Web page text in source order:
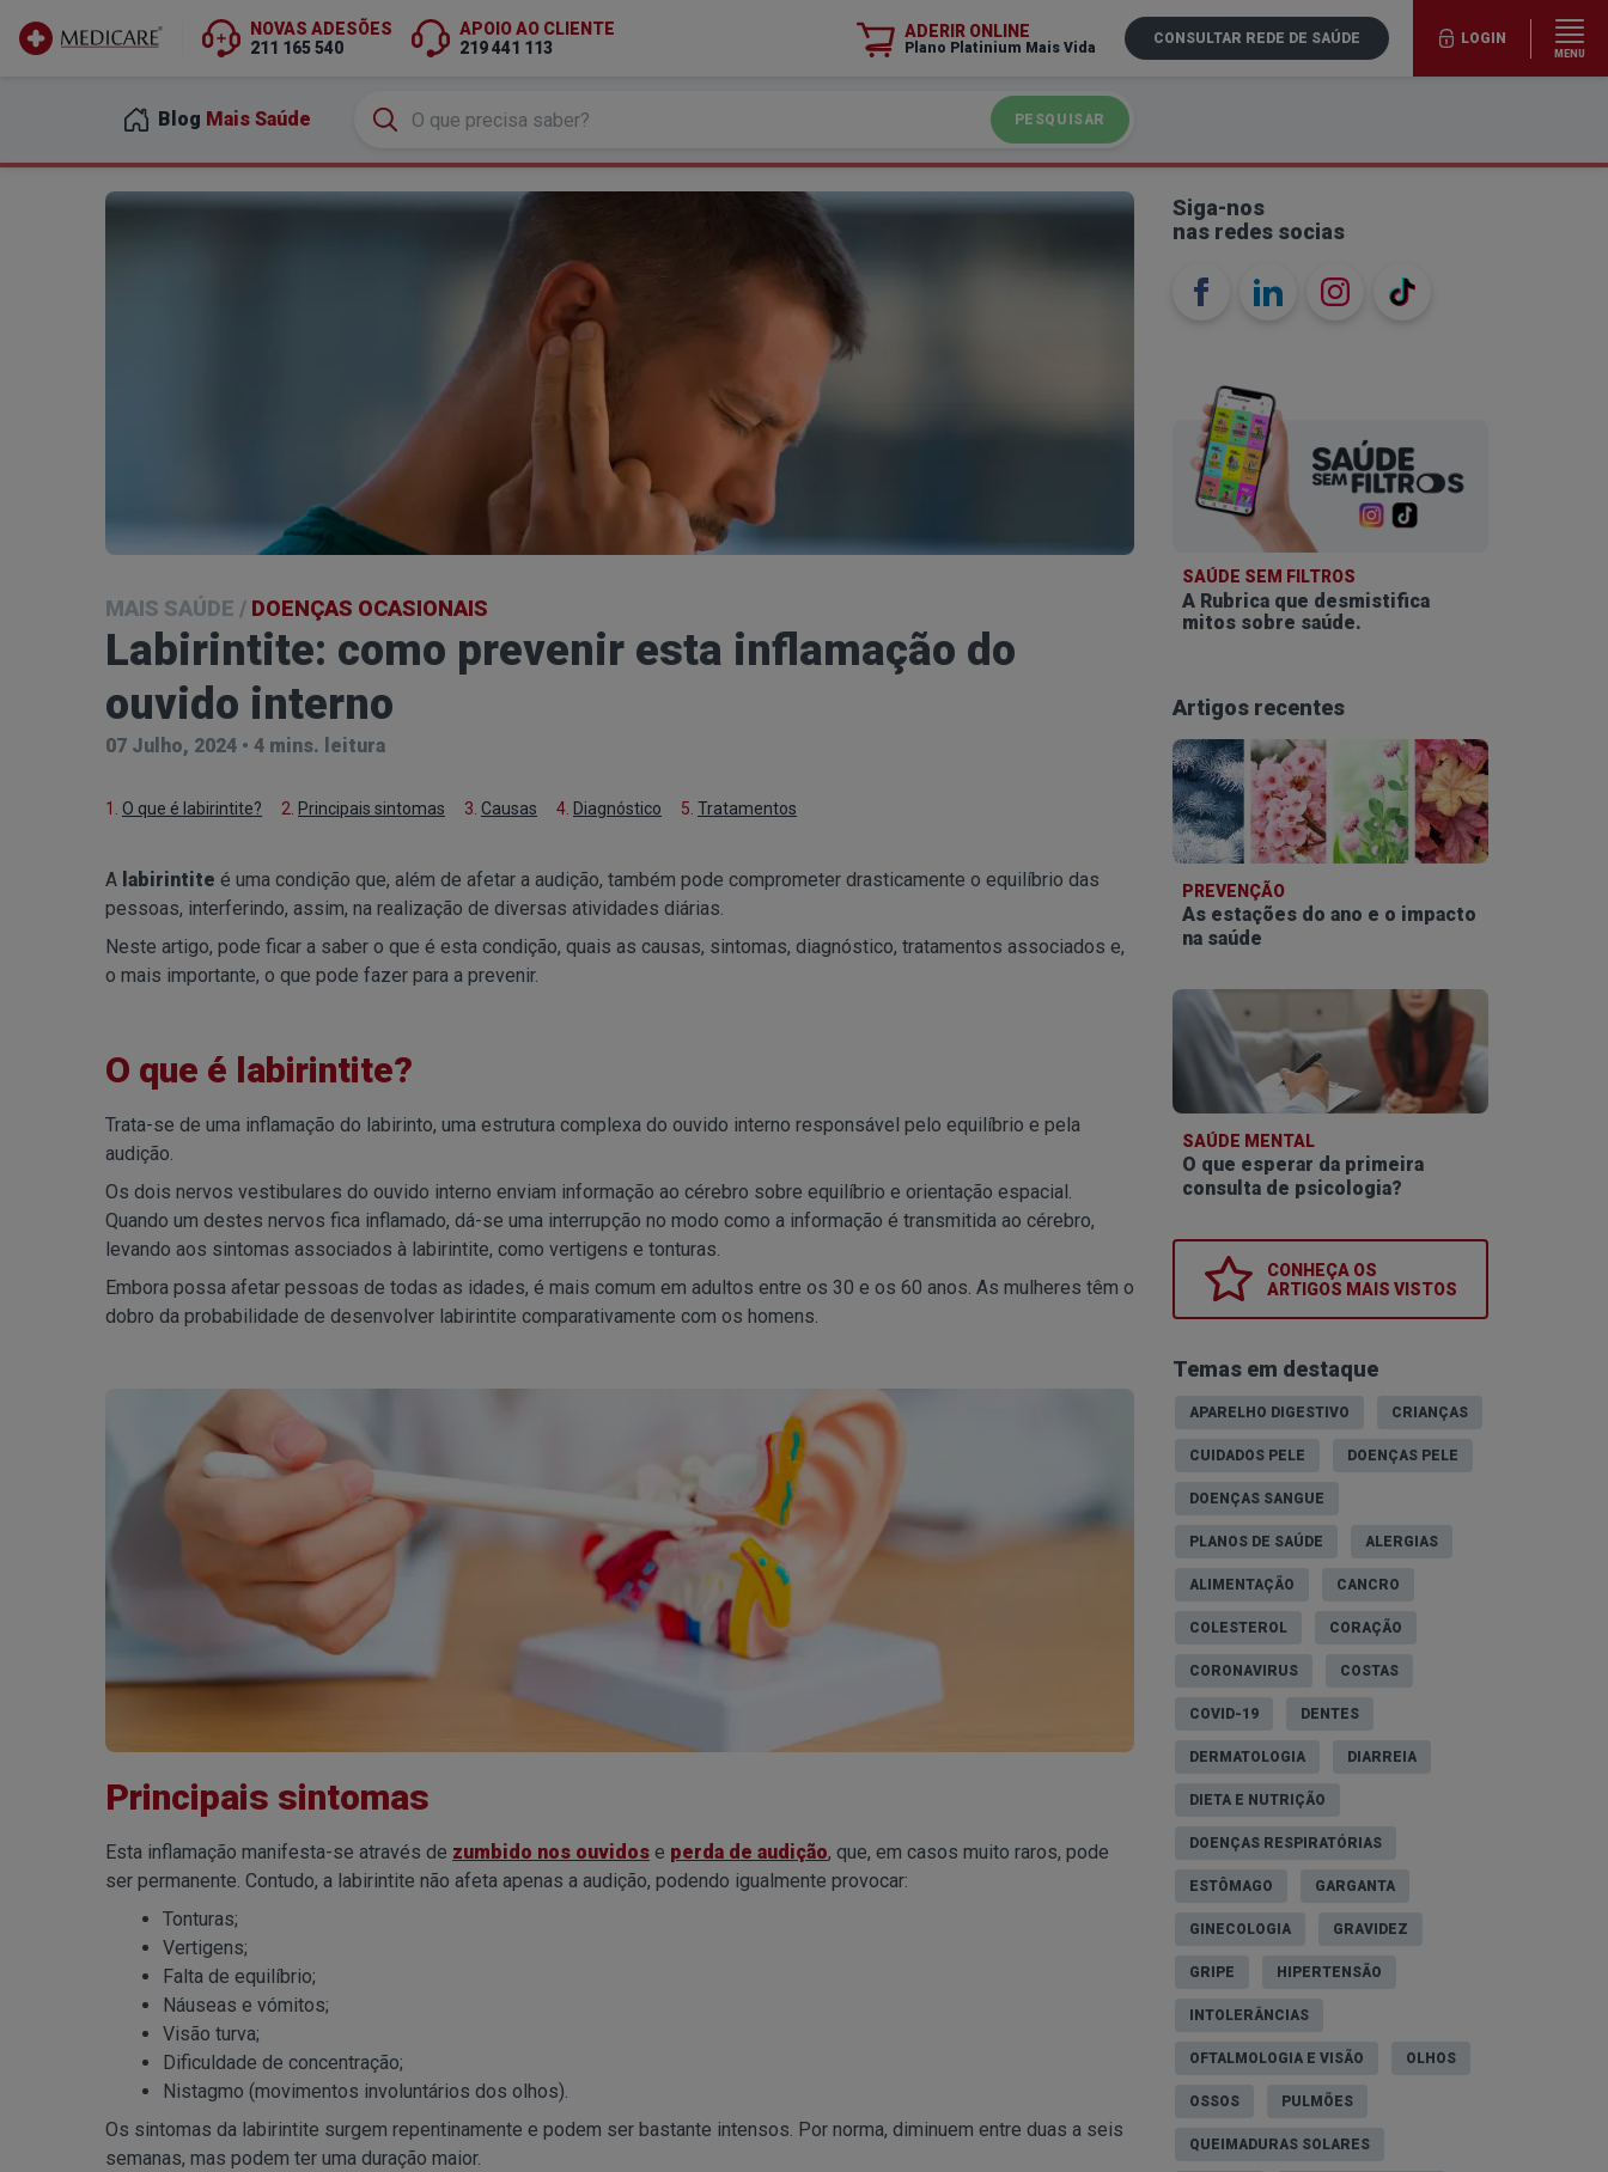
NOVAS ADESÕES
211 165 540
APOIO AO CLIENTE
219 441 113
ADERIR ONLINE
Plano Platinium Mais Vida
CONSULTAR REDE DE SAÚDE LOGIN
MENU
Blog Mais Saúde PESQUISAR
MAIS SAÚDE / DOENÇAS OCASIONAIS
Labirintite: como prevenir esta inflamação do
ouvido interno
07 Julho, 2024 • 4 mins. leitura
1. O que é labirintite? 2. Principais sintomas 3. Causas 4. Diagnóstico 5. Tratamentos
A labirintite é uma condição que, além de afetar a audição, também pode comprometer drasticamente o equilíbrio das
pessoas, interferindo, assim, na realização de diversas atividades diárias.
Neste artigo, pode ficar a saber o que é esta condição, quais as causas, sintomas, diagnóstico, tratamentos associados e,
o mais importante, o que pode fazer para a prevenir.
O que é labirintite?
Trata-se de uma inflamação do labirinto, uma estrutura complexa do ouvido interno responsável pelo equilíbrio e pela
audição.
Os dois nervos vestibulares do ouvido interno enviam informação ao cérebro sobre equilíbrio e orientação espacial.
Quando um destes nervos fica inflamado, dá-se uma interrupção no modo como a informação é transmitida ao cérebro,
levando aos sintomas associados à labirintite, como vertigens e tonturas.
Embora possa afetar pessoas de todas as idades, é mais comum em adultos entre os 30 e os 60 anos. As mulheres têm o
dobro da probabilidade de desenvolver labirintite comparativamente com os homens.
Principais sintomas
Esta inflamação manifesta-se através de zumbido nos ouvidos e perda de audição, que, em casos muito raros, pode
ser permanente. Contudo, a labirintite não afeta apenas a audição, podendo igualmente provocar:
Tonturas;
Vertigens;
Falta de equilíbrio;
Náuseas e vómitos;
Visão turva;
Dificuldade de concentração;
Nistagmo (movimentos involuntários dos olhos).
Os sintomas da labirintite surgem repentinamente e podem ser bastante intensos. Por norma, diminuem entre duas a seis
semanas, mas podem ter uma duração maior.
Siga-nos
nas redes socias
SAÚDE SEM FILTROS
A Rubrica que desmistifica
mitos sobre saúde.
Artigos recentes
PREVENÇÃO
As estações do ano e o impacto
na saúde
SAÚDE MENTAL
O que esperar da primeira
consulta de psicologia?
CONHEÇA OS
ARTIGOS MAIS VISTOS
Temas em destaque
APARELHO DIGESTIVO CRIANÇAS
CUIDADOS PELE DOENÇAS PELE
DOENÇAS SANGUE
PLANOS DE SAÚDE ALERGIAS
ALIMENTAÇÃO CANCRO
COLESTEROL CORAÇÃO
CORONAVIRUS COSTAS
COVID-19 DENTES
DERMATOLOGIA DIARREIA
DIETA E NUTRIÇÃO
DOENÇAS RESPIRATÓRIAS
ESTÔMAGO GARGANTA
GINECOLOGIA GRAVIDEZ
GRIPE HIPERTENSÃO
INTOLERÂNCIAS
OFTALMOLOGIA E VISÃO OLHOS
OSSOS PULMÕES
QUEIMADURAS SOLARES